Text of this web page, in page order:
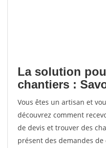
La solution
chantiers :
Vous êtes un artisan et
découvrez comment
de devis et trouver des
présent des demandes